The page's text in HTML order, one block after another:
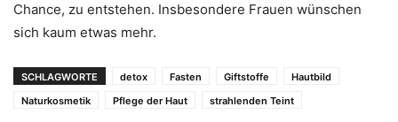
Chance, zu entstehen. Insbesondere Frauen wünschen
sich kaum etwas mehr.
SCHLAGWORTE detox Fasten Giftstoffe
Hautbild
Naturkosmetik
Pflege der Haut strahlenden Teint